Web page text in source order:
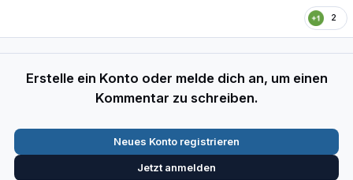
2
Erstelle ein Konto oder melde dich an, um einen
Kommentar zu schreiben.
Neues Konto registrieren
Jetzt anmelden